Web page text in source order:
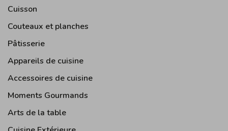
Cuisson
Couteaux et planches
Pâtisserie
Appareils de cuisine
Accessoires de cuisine
Moments Gourmands
Arts de la table